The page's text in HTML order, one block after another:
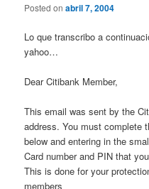
Posted onabril 7, 2004
Lo que transcribo a
yahoo…
Dear Citibank Member,
This email was sent by the
address. You must complete
below and entering in the
Card number and PIN that
This is done for your
members